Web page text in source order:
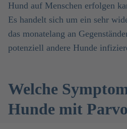
Hund auf Menschen erfolgen
Es handelt sich um ein sehr
das monatelang an
potenziell andere Hunde
Welche
Hunde mit